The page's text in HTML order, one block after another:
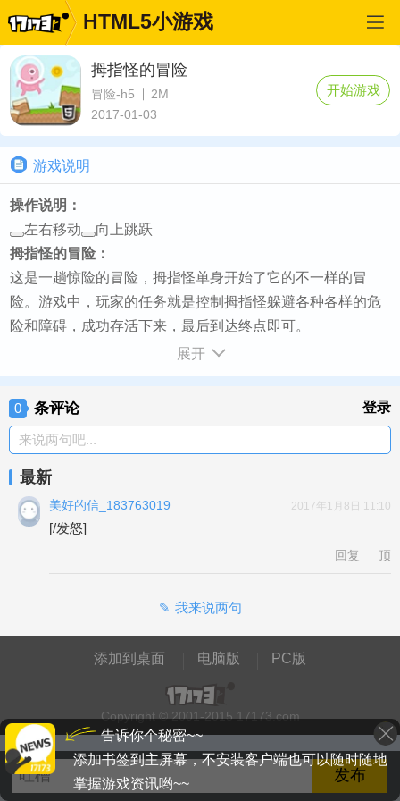
HTML5小游戏
拇指怪的冒险
冒险-h5
2M
2017-01-03
开始游戏
游戏说明
操作说明：
左右移动
向上跳跃
拇指怪的冒险：
这是一趟惊险的冒险，拇指怪单身开始了它的不一样的冒
险。游戏中，玩家的任务就是控制拇指怪躲避各种各样的危
险和障碍，成功存活下来，最后到达终点即可。
展开
0 条评论 登录
来说两句吧...
最新
美好的信_183763019 2017年1月8日 11:10
[/发怒]
回复 顶
我来说两句
添加到桌面 电脑版 PC版
Copyright © 2001-2015 17173.com
告诉你个秘密~~
添加书签到主屏幕，不安装客户端也可以随时随地
掌握游戏资讯哟~~